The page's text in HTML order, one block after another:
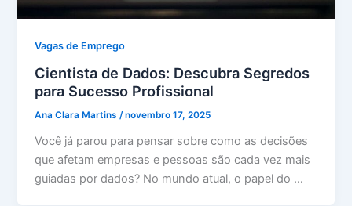
Vagas de Emprego
Cientista de Dados: Descubra Segredos
para Sucesso Profissional
Ana Clara Martins/novembro 17, 2025
Você já parou para pensar sobre como as decisões
que afetam empresas e pessoas são cada vez mais
guiadas por dados? No mundo atual, o papel do …